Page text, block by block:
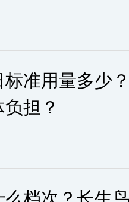
准用量多少
担？